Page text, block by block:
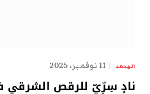
الهدهد 11 نوفمبر، 2025
نادٍ سِرِّيّ للرقص الشرقي